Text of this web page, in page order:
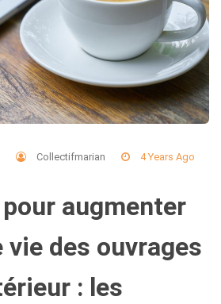
Collectifmarian 4 Years Ago
augmenter
vie des ouvrages
: les